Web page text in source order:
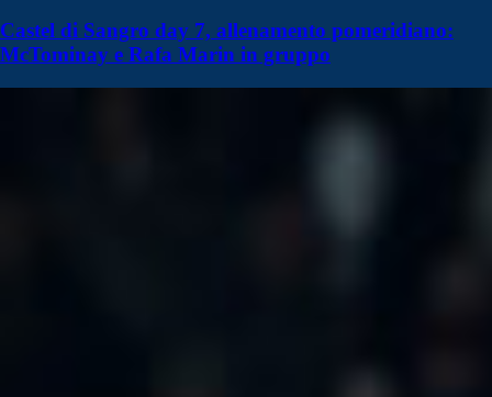
Castel di Sangro day 7, allenamento pomeridiano:
McTominay e Rafa Marin in gruppo